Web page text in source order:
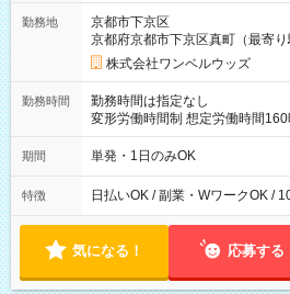
勤務地
京都市下京区
京都府京都市下京区真町（最寄り
株式会社ワンベルウッズ
勤務時間
勤務時間は指定なし
変形労働時間制 想定労働時間160時間/月 【シフト
00～20：00
期間 単発・1日のみOK
特徴 日払いOK / 副業・WワークOK /
気になる！ 応募する